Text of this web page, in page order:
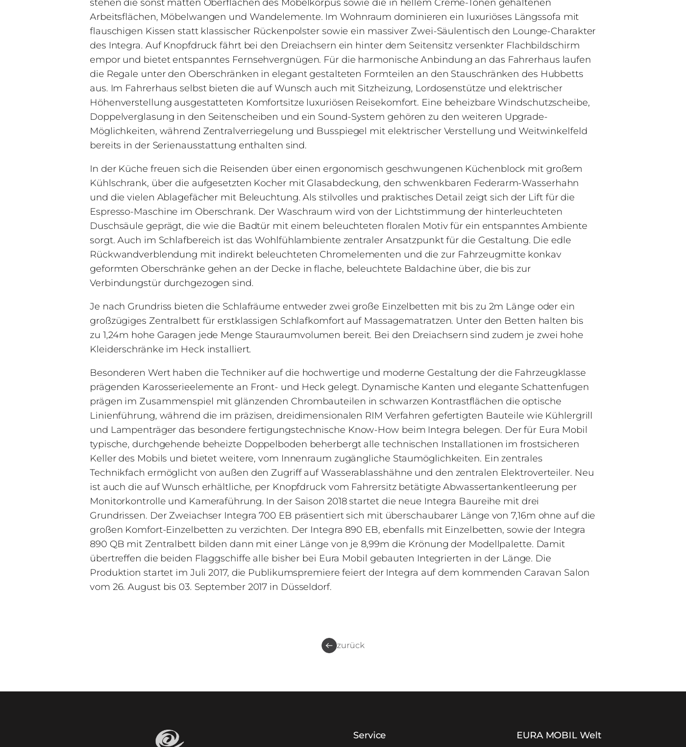
stehen die sonst matten Oberflächen des Möbelkorpus sowie die in hellem Creme-Tönen gehaltenen
Arbeitsflächen, Möbelwangen und Wandelemente. Im Wohnraum dominieren ein luxuriöses Längssofa mit
flauschigen Kissen statt klassischer Rückenpolster sowie ein massiver Zwei-Säulentisch den Lounge-Charakter
des Integra. Auf Knopfdruck fährt bei den Dreiachsern ein hinter dem Seitensitz versenkter Flachbildschirm
empor und bietet entspanntes Fernsehvergnügen. Für die harmonische Anbindung an das Fahrerhaus laufen
die Regale unter den Oberschränken in elegant gestalteten Formteilen an den Stauschränken des Hubbetts
aus. Im Fahrerhaus selbst bieten die auf Wunsch auch mit Sitzheizung, Lordosenstütze und elektrischer
Höhenverstellung ausgestatteten Komfortsitze luxuriösen Reisekomfort. Eine beheizbare Windschutzscheibe,
Doppelverglasung in den Seitenscheiben und ein Sound-System gehören zu den weiteren Upgrade-
Möglichkeiten, während Zentralverriegelung und Busspiegel mit elektrischer Verstellung und Weitwinkelfeld
bereits in der Serienausstattung enthalten sind.
In der Küche freuen sich die Reisenden über einen ergonomisch geschwungenen Küchenblock mit großem
Kühlschrank, über die aufgesetzten Kocher mit Glasabdeckung, den schwenkbaren Federarm-Wasserhahn
und die vielen Ablagefächer mit Beleuchtung. Als stilvolles und praktisches Detail zeigt sich der Lift für die
Espresso-Maschine im Oberschrank. Der Waschraum wird von der Lichtstimmung der hinterleuchteten
Duschsäule geprägt, die wie die Badtür mit einem beleuchteten floralen Motiv für ein entspanntes Ambiente
sorgt. Auch im Schlafbereich ist das Wohlfühlambiente zentraler Ansatzpunkt für die Gestaltung. Die edle
Rückwandverblendung mit indirekt beleuchteten Chromelementen und die zur Fahrzeugmitte konkav
geformten Oberschränke gehen an der Decke in flache, beleuchtete Baldachine über, die bis zur
Verbindungstür durchgezogen sind.
Je nach Grundriss bieten die Schlafräume entweder zwei große Einzelbetten mit bis zu 2m Länge oder ein
großzügiges Zentralbett für erstklassigen Schlafkomfort auf Massagematratzen. Unter den Betten halten bis
zu 1,24m hohe Garagen jede Menge Stauraumvolumen bereit. Bei den Dreiachsern sind zudem je zwei hohe
Kleiderschränke im Heck installiert.
Besonderen Wert haben die Techniker auf die hochwertige und moderne Gestaltung der die Fahrzeugklasse
prägenden Karosserieelemente an Front- und Heck gelegt. Dynamische Kanten und elegante Schattenfugen
prägen im Zusammenspiel mit glänzenden Chrombauteilen in schwarzen Kontrastflächen die optische
Linienführung, während die im präzisen, dreidimensionalen RIM Verfahren gefertigten Bauteile wie Kühlergrill
und Lampenträger das besondere fertigungstechnische Know-How beim Integra belegen. Der für Eura Mobil
typische, durchgehende beheizte Doppelboden beherbergt alle technischen Installationen im frostsicheren
Keller des Mobils und bietet weitere, vom Innenraum zugängliche Staumöglichkeiten. Ein zentrales
Technikfach ermöglicht von außen den Zugriff auf Wasserablasshähne und den zentralen Elektroverteiler. Neu
ist auch die auf Wunsch erhältliche, per Knopfdruck vom Fahrersitz betätigte Abwassertankentleerung per
Monitorkontrolle und Kameraführung. In der Saison 2018 startet die neue Integra Baureihe mit drei
Grundrissen. Der Zweiachser Integra 700 EB präsentiert sich mit überschaubarer Länge von 7,16m ohne auf die
großen Komfort-Einzelbetten zu verzichten. Der Integra 890 EB, ebenfalls mit Einzelbetten, sowie der Integra
890 QB mit Zentralbett bilden dann mit einer Länge von je 8,99m die Krönung der Modellpalette. Damit
übertreffen die beiden Flaggschiffe alle bisher bei Eura Mobil gebauten Integrierten in der Länge. Die
Produktion startet im Juli 2017, die Publikumspremiere feiert der Integra auf dem kommenden Caravan Salon
vom 26. August bis 03. September 2017 in Düsseldorf.
zurück
Service EURA MOBIL Welt